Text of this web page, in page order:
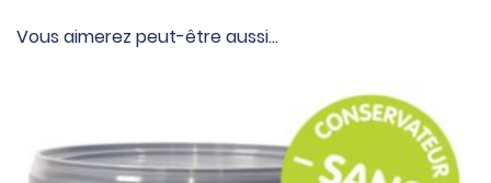
Vous aimerez peut-être aussi…